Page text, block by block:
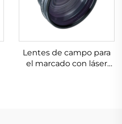
Lentes de campo para
el marcado con láser